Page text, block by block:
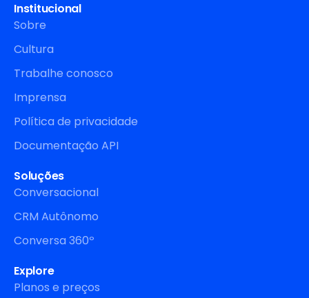
Institucional
Sobre
Cultura
Trabalhe conosco
Imprensa
Política de privacidade
Documentação API
Soluções
Conversacional
CRM Autônomo
Conversa 360º
Explore
Planos e preços